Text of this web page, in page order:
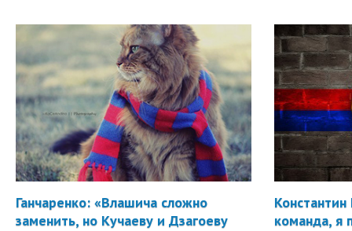
Ганчаренко: «Влашича сложно
заменить, но Кучаеву и Дзагоеву
Константин
команда, я